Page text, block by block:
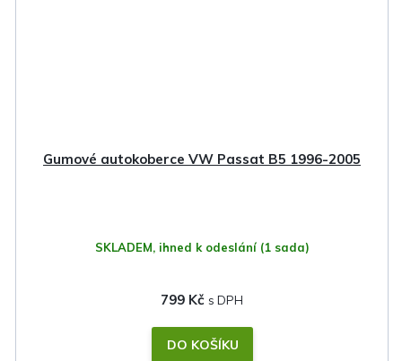
Gumové autokoberce VW Passat B5 1996-2005
SKLADEM, ihned k odeslání (1 sada)
799 Kč
DO KOŠÍKU